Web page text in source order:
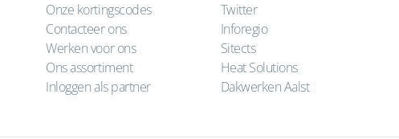
Onze kortingscodes
Contacteer ons
Werken voor ons
Ons assortiment
Inloggen als partner
Twitter
Inforegio
Sitects
Heat Solutions
Dakwerken Aalst